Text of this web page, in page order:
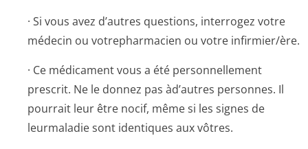
· Si vous avez d’autres questions, interrogez votre
médecin ou votrepharmacien ou votre infirmier/ère.
· Ce médicament vous a été personnellement
prescrit. Ne le donnez pas àd’autres personnes. Il
pourrait leur être nocif, même si les signes de
leurmaladie sont identiques aux vôtres.